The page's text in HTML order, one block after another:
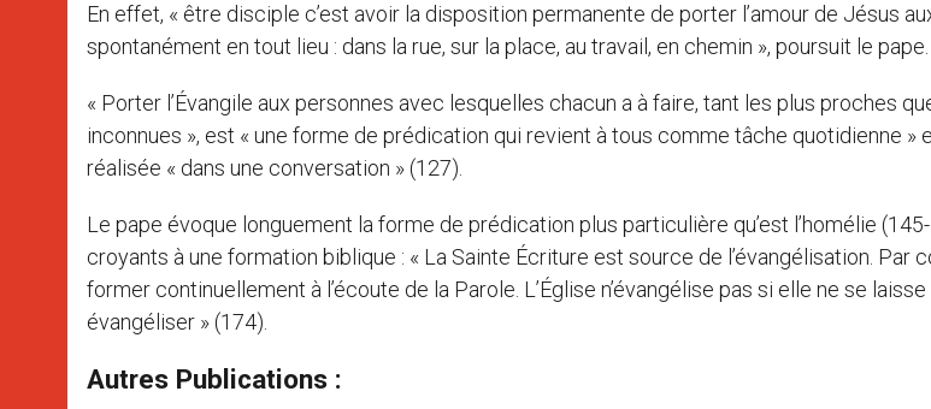
En effet, « être disciple c’est avoir la disposition permanente de porter l’amour de Jésus
spontanément en tout lieu : dans la rue, sur la place, au travail, en chemin », poursuit le pape.
« Porter l’Évangile aux personnes avec lesquelles chacun a à faire, tant les plus proches
inconnues », est « une forme de prédication qui revient à tous comme tâche quotidienne »
réalisée « dans une conversation » (127).
Le pape évoque longuement la forme de prédication plus particulière qu’est l’homélie
croyants à une formation biblique : « La Sainte Écriture est source de l’évangélisation. Par
former continuellement à l’écoute de la Parole. L’Église n’évangélise pas si elle ne se
évangéliser » (174).
Autres Publications :